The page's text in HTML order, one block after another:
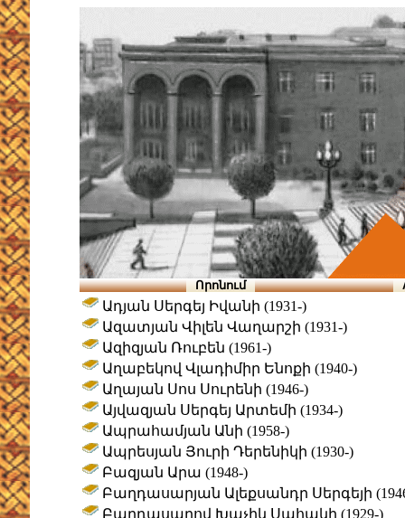
Որոնում
Ադյան Սերգեյ Իվանի (1931-)
Ազատյան Վիլեն Վաղարշի (1931-)
Ազիզյան Ռուբեն (1961-)
Աղաբեկով Վլադիմիր Ենոքի (1940-)
Աղայան Սոս Սուրենի (1946-)
Այվազյան Սերգեյ Արտեմի (1934-)
Ապրահամյան Անի (1958-)
Ապրեսյան Յուրի Դերենիկի (1930-)
Բազյան Արա (1948-)
Բաղդասարյան Ալեքսանդր Սերգեյի
Բաղդասարով Խաչիկ Սահակի (1929-)